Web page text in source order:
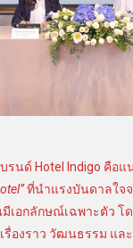
รนด์ Hotel Indigo คือแ
ที่นำแรงบันดาลใจ
เอกลักษณ์เฉพาะตัว โ
รื่องราว วัฒนธรรม แ